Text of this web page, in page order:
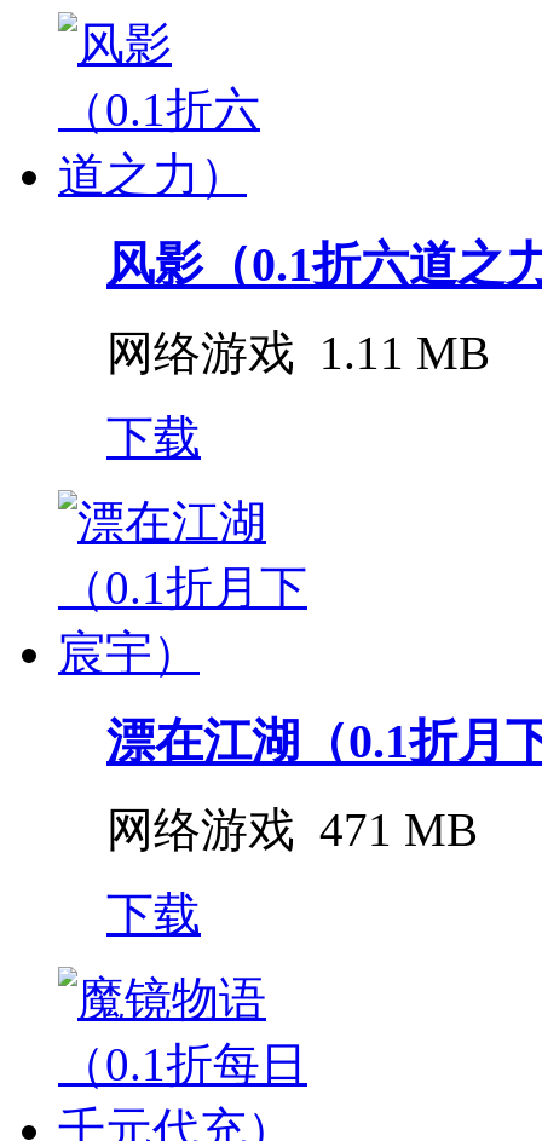
风影（0.1折六道之
网络游戏 1.11 MB
下载
漂在江湖（0.1折月
网络游戏 471 MB
下载